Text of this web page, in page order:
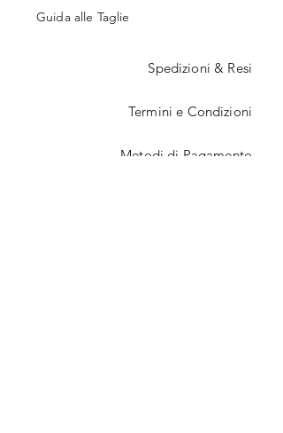
Guida alle Taglie
Spedizioni & Resi
Termini e Condizioni
Metodi di Pagamento